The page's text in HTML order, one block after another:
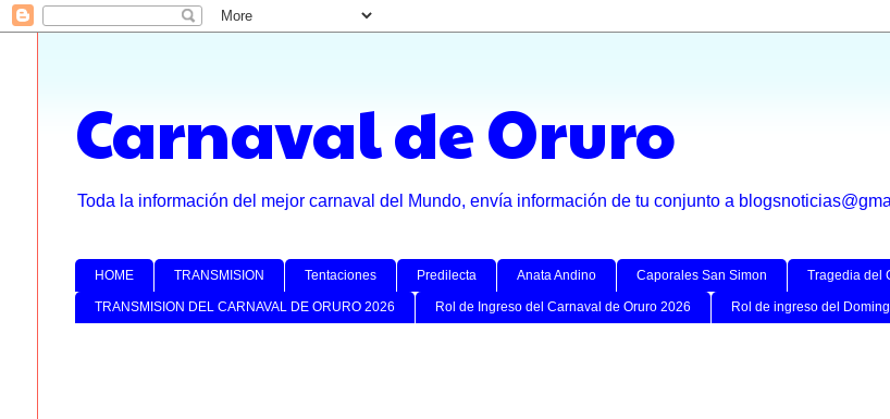
Carnaval de Oruro
Toda la información del mejor carnaval del Mundo, envía información de tu conjunto a
HOME TRANSMISION Tentaciones Predilecta Anata Andino Caporales San Simon Tragedia del
TRANSMISION DEL CARNAVAL DE ORURO 2026 Rol de Ingreso del Carnaval de Oruro 2026 Rol de ingreso del